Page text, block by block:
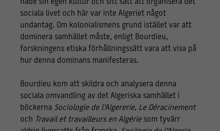
hade sin egen kultur och sitt sätt att organisera det
sociala livet och här var inte Algeriet något
undantag. Om kolonialismens grund istället var att
dominera samhället måste, enligt Bourdieu,
forskningens etiska förhållningssätt vara att visa på
hur denna dominans manifesteras.
Bourdieu kom att skildra och analysera denna
sociala omvandling av det Algeriska samhället i
böckerna Sociologie de l’Algererie, Le Déracinement
och Travail et travailleurs en Algériesom tyvärr